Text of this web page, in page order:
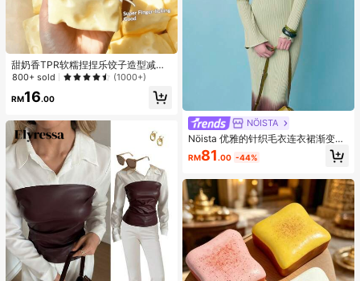
甜奶香TPR软糯捏捏乐饺子造型减压
玩具，5cm可爱趣味挤压舒压摆件，
万圣节、圣诞节及各类派对送礼
800+ sold (1000+)
RM16.00
NÖISTA
Nöista 优雅的针织毛衣连衣裙渐变色
调设计,修身长袖,袖口微喇叭,非常适
合春季穿着
RM81 .00 -44%